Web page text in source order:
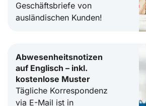
Geschäftsbriefe von
ausländischen Kunden!
Abwesenheitsnotizen
auf Englisch – inkl.
kostenlose Muster
Tägliche Korrespondenz
via E-Mail ist in